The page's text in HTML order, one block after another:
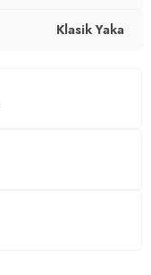
Klasik Yaka